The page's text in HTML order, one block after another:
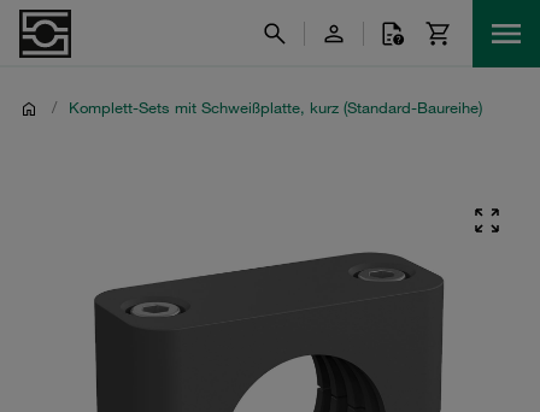
/ Komplett-Sets mit Schweißplatte, kurz (Standard-Baureihe)